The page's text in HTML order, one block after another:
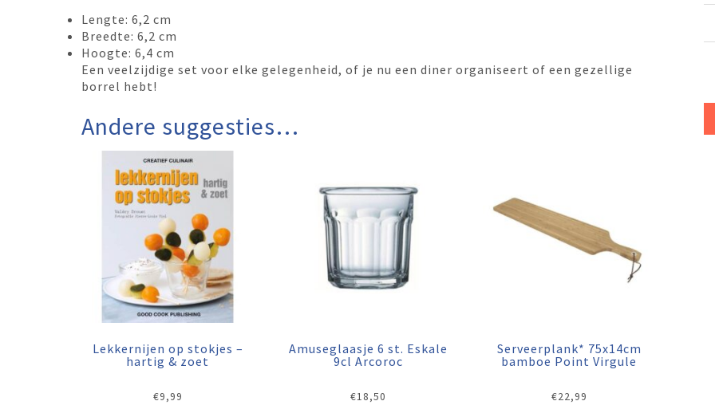
Lengte: 6,2 cm
Breedte: 6,2 cm
Hoogte: 6,4 cm
Een veelzijdige set voor elke gelegenheid, of je nu een diner organiseert of een gezellige
borrel hebt!
Andere suggesties…
Lekkernijen op stokjes –
hartig & zoet
€9,99
Amuseglaasje 6 st. Eskale
9cl Arcoroc
€18,50
Serveerplank* 75x14cm
bamboe Point Virgule
€22,99